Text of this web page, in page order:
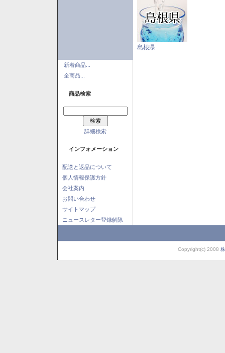
新着商品...
全商品...
商品検索
詳細検索
インフォメーション
配送と返品について
個人情報保護方針
会社案内
お問い合わせ
サイトマップ
ニュースレター登録解除
島根県
Copyright(c) 2008